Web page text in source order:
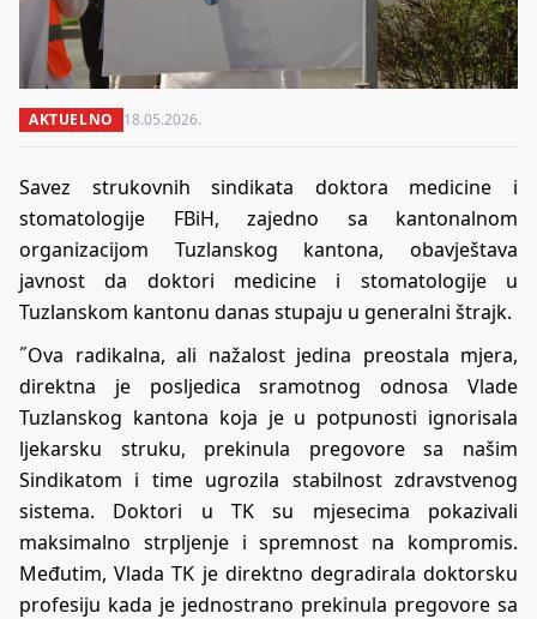
AKTUELNO 18.05.2026.
Savez strukovnih sindikata doktora medicine i
stomatologije FBiH, zajedno sa kantonalnom
organizacijom Tuzlanskog kantona, obavještava
javnost da doktori medicine i stomatologije u
Tuzlanskom kantonu danas stupaju u generalni štrajk.
˝Ova radikalna, ali nažalost jedina preostala mjera,
direktna je posljedica sramotnog odnosa Vlade
Tuzlanskog kantona koja je u potpunosti ignorisala
ljekarsku struku, prekinula pregovore sa našim
Sindikatom i time ugrozila stabilnost zdravstvenog
sistema. Doktori u TK su mjesecima pokazivali
maksimalno strpljenje i spremnost na kompromis.
Međutim, Vlada TK je direktno degradirala doktorsku
profesiju kada je jednostrano prekinula pregovore sa